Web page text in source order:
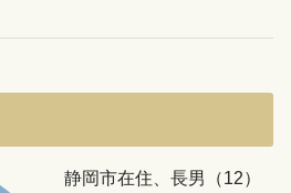
静岡市在住、長男（12）